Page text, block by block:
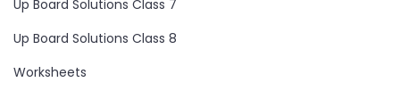
Up Board Solutions Class 7
Up Board Solutions Class 8
Worksheets